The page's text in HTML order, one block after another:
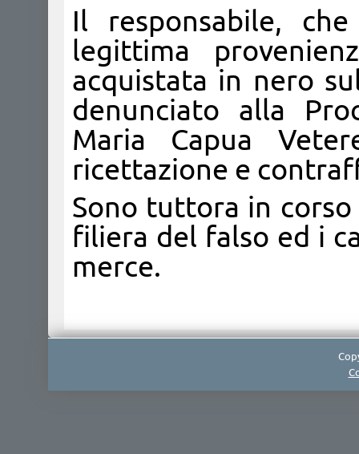
Il responsabile,
legittima
acquistata in nero
denunciato alla
Maria Capua
ricettazione e
Sono tuttora in
filiera del falso ed i
merce.